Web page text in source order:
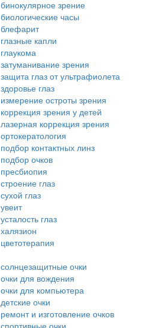
бинокулярное зрение
биологические часы
блефарит
глазные капли
глаукома
затуманивание зрения
защита глаз от ультрафиолета
здоровье глаз
измерение остроты зрения
коррекция зрения у детей
лазерная коррекция зрения
ортокератология
подбор контактных линз
подбор очков
пресбиопия
строение глаз
сухой глаз
увеит
усталость глаз
халязион
цветотерапия
солнцезащитные очки
очки для вождения
очки для компьютера
детские очки
ремонт и изготовление очков